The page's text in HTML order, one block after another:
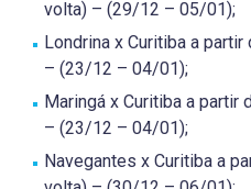
volta) – (29/12 – 05/01);
Londrina x Curitiba a partir
– (23/12 – 04/01);
Maringá x Curitiba a partir
– (23/12 – 04/01);
Navegantes x Curitiba a